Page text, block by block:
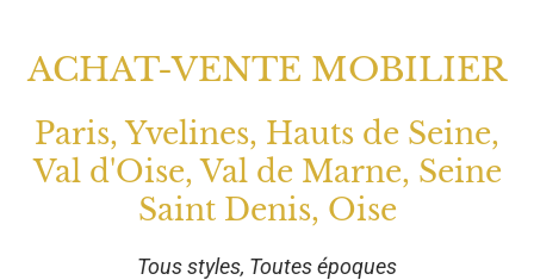
ACHAT-VENTE MOBILIER
Paris, Yvelines, Hauts de Seine,
Val d'Oise, Val de Marne, Seine
Saint Denis, Oise
Tous styles, Toutes époques